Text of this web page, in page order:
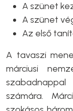
A szünet
A szünet
Az első
A tavaszi
márciusi
számára.